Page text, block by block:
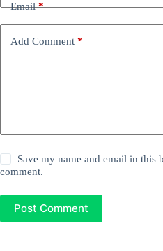
Email*
Add Comment *
Save my name and email in this
comment.
Post Comment